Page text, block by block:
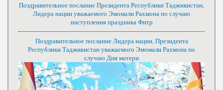
Поздравительное послание Президента Республики Таджикистан,
Лидера нации уважаемого Эмомали Рахмона по случаю
наступления праздника Фитр
Поздравительное послание Лидера нации, Президента
Республики Таджикистан уважаемого Эмомали Рахмона по
случаю Дня матери